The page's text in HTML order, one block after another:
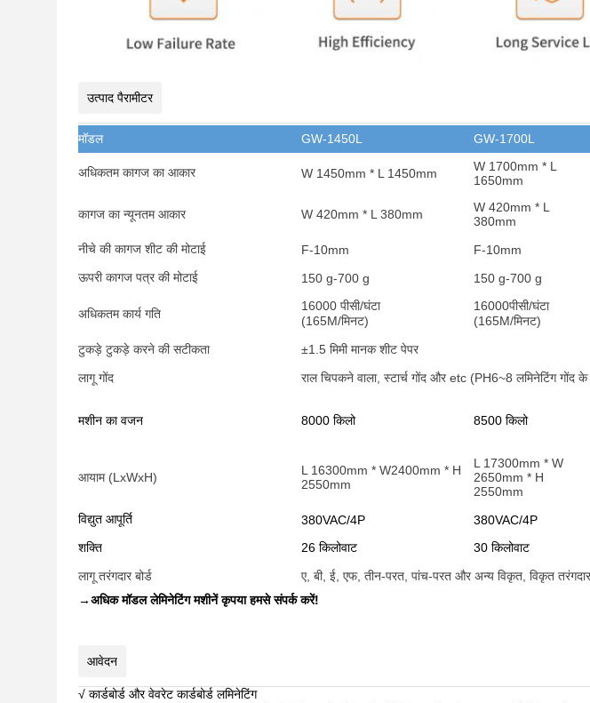
उत्पाद पैरामीटर
मॉडल GW-1450L GW-1700L
अधिकतम कागज का आकार W 1450mm * L 1450mm
W 1700mm * L
1650mm
कागज का न्यूनतम आकार W 420mm * L 380mm
W 420mm * L
380mm
नीचे की कागज शीट की मोटाई F-10mm F-10mm
ऊपरी कागज पत्र की मोटाई
150 g-700 g 150 g-700 g
अधिकतम कार्य गति
16000 पीसी/घंटा
(165M/मिनट)
16000पीसी/घंटा
(165M/मिनट)
टुकड़े टुकड़े करने की सटीकता
±1.5 मिमी मानक शीट पेपर
लागू गोंद
राल चिपकने वाला, स्टार्च गोंद और etc (PH6~8 लमिनेटिंग गोंद के
मशीन का वजन 8000 किलो 8500 किलो
आयाम (LxWxH)
L 16300mm * W2400mm * H
2550mm
L 17300mm * W
2650mm * H
2550mm
विद्युत आपूर्ति 380VAC/4P 380VAC/4P
शक्ति
26 किलोवाट 30 किलोवाट
लागू तरंगदार बोर्ड
ए, बी, ई, एफ, तीन-परत, पांच-परत और अन्य विकृत, विकृत
→अधिक मॉडल लेमिनेटिंग मशीनें कृपया हमसे संपर्क करें!
आवेदन
√ कार्डबोर्ड और वेवरेट कार्डबोर्ड लमिनेटिंग